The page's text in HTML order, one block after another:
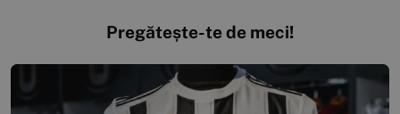
Pregătește-te de meci!